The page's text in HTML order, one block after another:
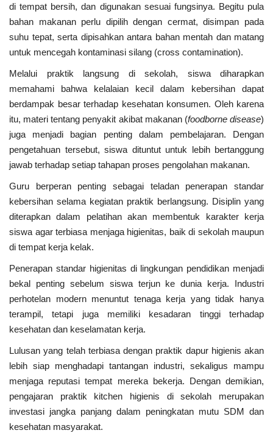
di tempat bersih, dan digunakan sesuai fungsinya. Begitu pula
bahan makanan perlu dipilih dengan cermat, disimpan pada
suhu tepat, serta dipisahkan antara bahan mentah dan matang
untuk mencegah kontaminasi silang (cross contamination).
Melalui praktik langsung di sekolah, siswa diharapkan
memahami bahwa kelalaian kecil dalam kebersihan dapat
berdampak besar terhadap kesehatan konsumen. Oleh karena
itu, materi tentang penyakit akibat makanan (foodborne disease)
juga menjadi bagian penting dalam pembelajaran. Dengan
pengetahuan tersebut, siswa dituntut untuk lebih bertanggung
jawab terhadap setiap tahapan proses pengolahan makanan.
Guru berperan penting sebagai teladan penerapan standar
kebersihan selama kegiatan praktik berlangsung. Disiplin yang
diterapkan dalam pelatihan akan membentuk karakter kerja
siswa agar terbiasa menjaga higienitas, baik di sekolah maupun
di tempat kerja kelak.
Penerapan standar higienitas di lingkungan pendidikan menjadi
bekal penting sebelum siswa terjun ke dunia kerja. Industri
perhotelan modern menuntut tenaga kerja yang tidak hanya
terampil, tetapi juga memiliki kesadaran tinggi terhadap
kesehatan dan keselamatan kerja.
Lulusan yang telah terbiasa dengan praktik dapur higienis akan
lebih siap menghadapi tantangan industri, sekaligus mampu
menjaga reputasi tempat mereka bekerja. Dengan demikian,
pengajaran praktik kitchen higienis di sekolah merupakan
investasi jangka panjang dalam peningkatan mutu SDM dan
kesehatan masyarakat.